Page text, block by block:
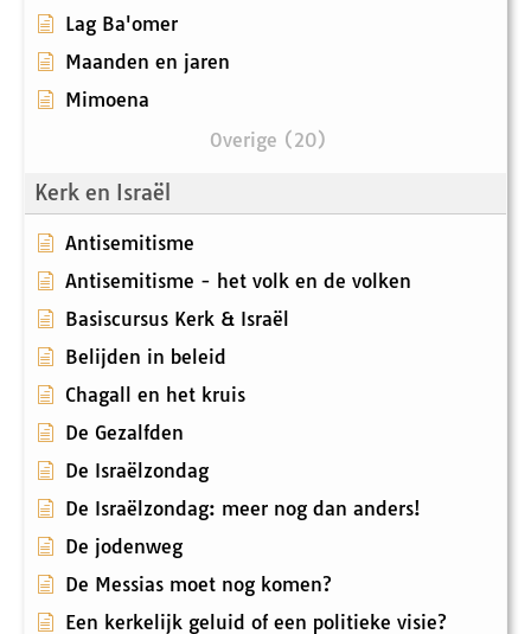
Lag Ba'omer
Maanden en jaren
Mimoena
Overige (20)
Kerk en Israël
Antisemitisme
Antisemitisme - het volk en de volken
Basiscursus Kerk & Israël
Belijden in beleid
Chagall en het kruis
De Gezalfden
De Israëlzondag
De Israëlzondag: meer nog dan anders!
De jodenweg
De Messias moet nog komen?
Een kerkelijk geluid of een politieke visie?